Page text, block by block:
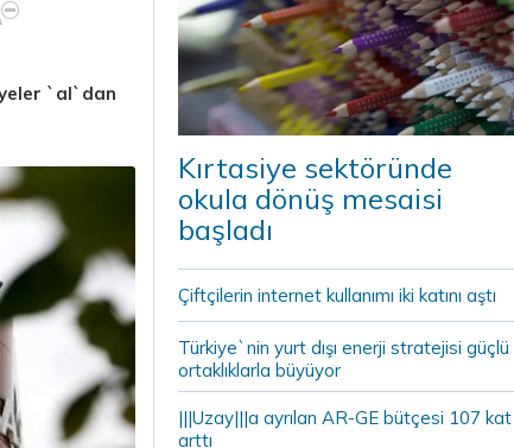
`al`dan
Kırtasiye sektöründe
okula dönüş mesaisi
başladı
Çiftçilerin internet kullanımı iki katını aştı
Türkiye`nin yurt dışı enerji stratejisi güçlü
ortaklıklarla büyüyor
|||Uzay|||a ayrılan AR-GE bütçesi 107 kat
arttı